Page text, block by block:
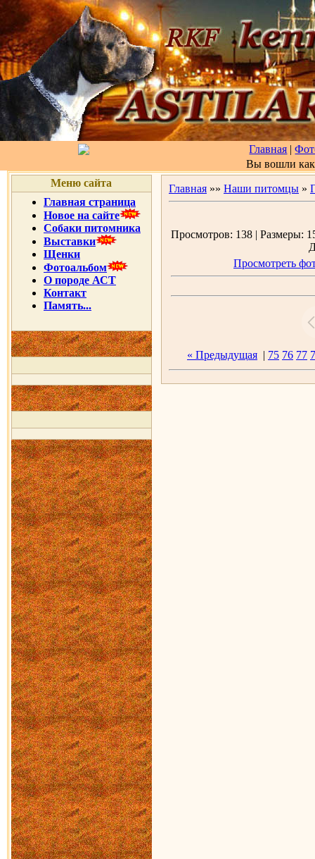
Главная |
Вы вошли
Меню сайта
Главная страница
Новое на сайте
Собаки питомника
Выставки
Щенки
Фотоальбом
О породе АСТ
Контакт
Память...
Главная »» Наши питомцы »
Просмотров: 138 | Размеры:
Просмотреть
« Предыдущая | 75 76 77